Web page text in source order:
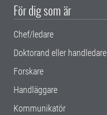
För dig som är
Chef/ledare
Doktorand eller handledare
Forskare
Handläggare
Kommunikatör